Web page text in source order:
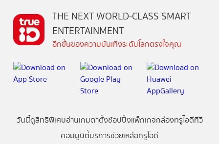
THE NEXT WORLD-CLASS SMART
ENTERTAINMENT
อีกขั้นของความบันเทิงระดับโลกตรงใจคุณ
วันนี้ดูสิทธิพิเศษอ่านเกมตาตั้งช้อปปิ้งแพ็กเกจกล่องทรูไอดีทีวี
คอมมูนิตี้บริการช่วยเหลือทรูไอดี